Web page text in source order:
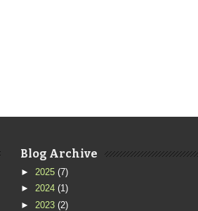
Blog Archive
► 2025 (7)
► 2024 (1)
► 2023 (2)